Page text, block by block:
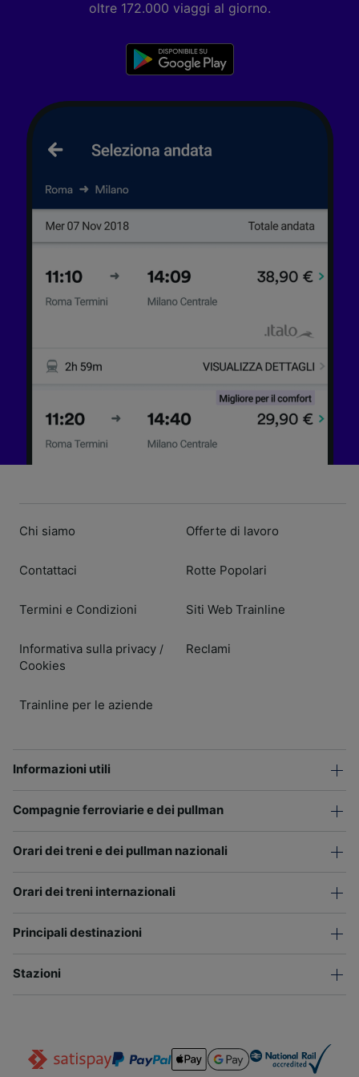
oltre 172.000 viaggi al giorno.
Chi siamo
Contattaci
Termini e Condizioni
Informativa sulla privacy /
Cookies
Trainline per le aziende
Offerte di lavoro
Rotte Popolari
Siti Web Trainline
Reclami
Informazioni utili
Compagnie ferroviarie e dei pullman
Orari dei treni e dei pullman nazionali
Orari dei treni internazionali
Principali destinazioni
Stazioni
pubblico, sviluppo di servizi.
Elenco dei partner (fornitori)